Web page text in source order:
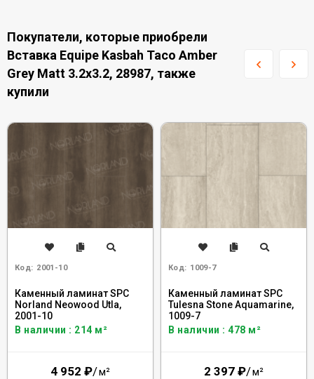
Покупатели, которые приобрели
Вставка Equipe Kasbah Taco Amber
Grey Matt 3.2x3.2, 28987, также
купили
Код: 2001-10
Каменный ламинат SPC
Norland Neowood Utla,
2001-10
В наличии : 214 м²
4 952 ₽/м²
Код: 1009-7
Каменный ламинат SPC
Tulesna Stone Aquamarine,
1009-7
В наличии : 478 м²
2 397 ₽/м²